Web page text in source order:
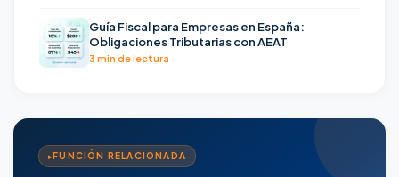
Guía Fiscal para Empresas en España:
Obligaciones Tributarias con AEAT
3 min de lectura
FUNCIÓN RELACIONADA